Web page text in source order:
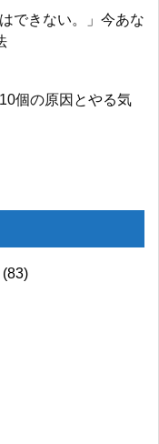
できない。」今あな
個の原因とやる気
(83)